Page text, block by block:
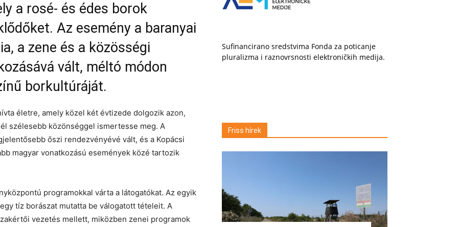
a rosé- és édes borok
Az esemény a baranyai
a zene és a közösségi
vált, méltó módon
borkultúráját.
életre, amely közel két évtizede dolgozik azon,
szélesebb közönséggel ismertesse meg. A
őszi rendezvényévé vált, és a Kopácsi
magyar vonatkozású események közé tartozik
programokkal várta a látogatókat. Az egyik
tíz borászat mutatta be válogatott tételeit. A
vezetés mellett, miközben zenei programok
Sufinancirano sredstvima Fonda za poticanje
pluralizma i raznovrsnosti elektroničkih medija.
Friss hírek